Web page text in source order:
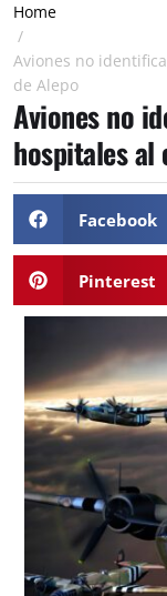
Home
/
Aviones no
de Alepo
Aviones no
hospitales al
Facebook
Pinterest